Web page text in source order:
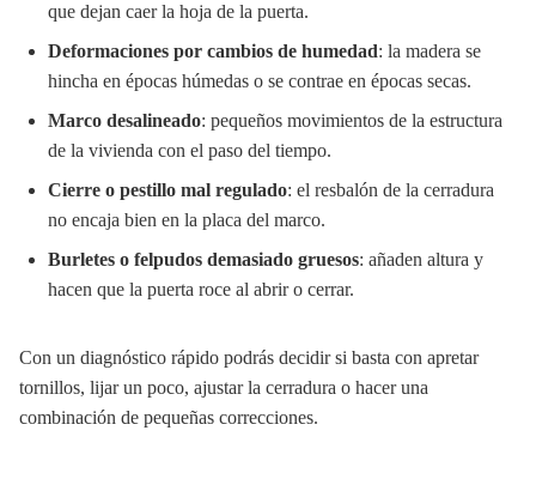
que dejan caer la hoja de la puerta.
Deformaciones por cambios de humedad: la madera se
hincha en épocas húmedas o se contrae en épocas secas.
Marco desalineado: pequeños movimientos de la estructura
de la vivienda con el paso del tiempo.
Cierre o pestillo mal regulado: el resbalón de la cerradura
no encaja bien en la placa del marco.
Burletes o felpudos demasiado gruesos: añaden altura y
hacen que la puerta roce al abrir o cerrar.
Con un diagnóstico rápido podrás decidir si basta con apretar
tornillos, lijar un poco, ajustar la cerradura o hacer una
combinación de pequeñas correcciones.